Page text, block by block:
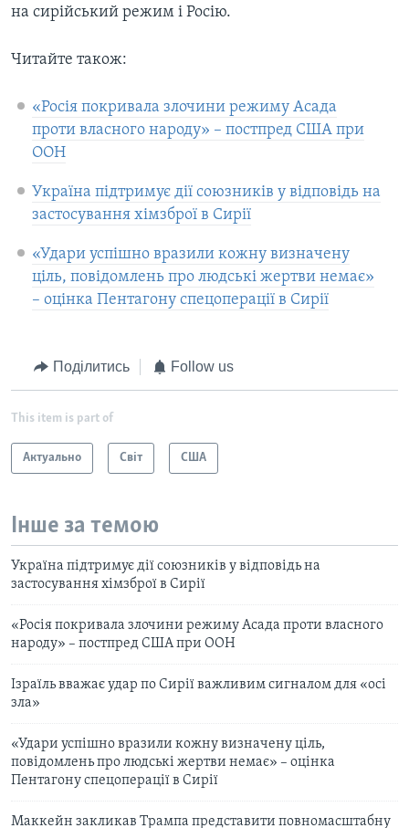
на сирійський режим і Росію.
Читайте також:
«Росія покривала злочини режиму Асада
проти власного народу» – постпред США при
ООН
Україна підтримує дії союзників у відповідь на
застосування хімзброї в Сирії
«Удари успішно вразили кожну визначену
ціль, повідомлень про людські жертви немає»
– оцінка Пентагону спецоперації в Сирії
Поділитись Follow us
This item is part of
Актуально Світ США
Інше за темою
Україна підтримує дії союзників у відповідь на
застосування хімзброї в Сирії
«Росія покривала злочини режиму Асада проти власного
народу» – постпред США при ООН
Ізраїль вважає удар по Сирії важливим сигналом для «осі
зла»
«Удари успішно вразили кожну визначену ціль,
повідомлень про людські жертви немає» – оцінка
Пентагону спецоперації в Сирії
Маккейн закликав Трампа представити повномасштабну